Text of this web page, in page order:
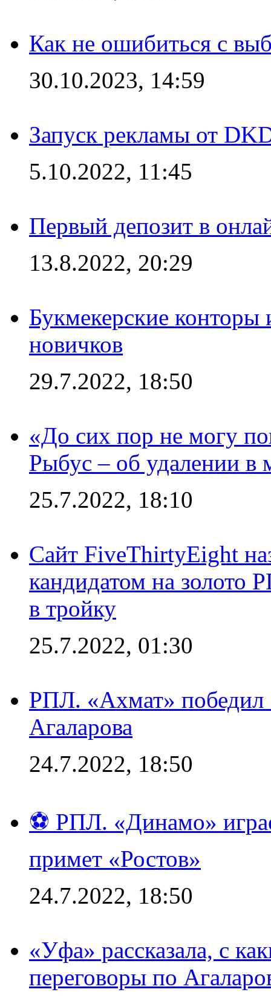
Как не ошибиться с
30.10.2023, 14:59
Запуск рекламы от
5.10.2022, 11:45
Первый депозит в
13.8.2022, 20:29
Букмекерские конторы
новичков
29.7.2022, 18:50
«До сих пор не могу
Рыбус – об удалении в
25.7.2022, 18:10
Сайт FiveThirtyEight
кандидатом на
в тройку
25.7.2022, 01:30
РПЛ. «Ахмат» победил
Агаларова
24.7.2022, 18:50
⚽ РПЛ. «Динамо»
примет «Ростов»
24.7.2022, 18:50
«Уфа» рассказала, с
переговоры по